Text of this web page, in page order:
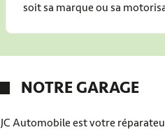
soit sa marque ou sa
NOTRE GARAGE
JC Automobile est votre